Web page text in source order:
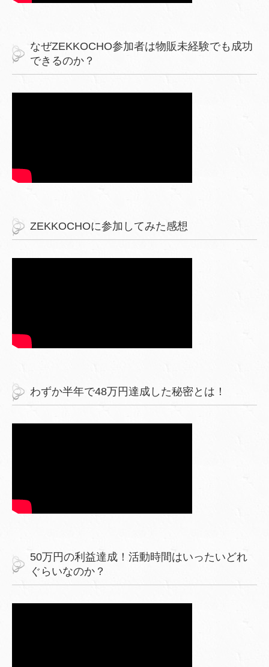
なぜZEKKOCHO参加者は物販未経験でも成功
できるのか？
ZEKKOCHOに参加してみた感想
わずか半年で48万円達成した秘密とは！
50万円の利益達成！活動時間はいったいどれ
ぐらいなのか？